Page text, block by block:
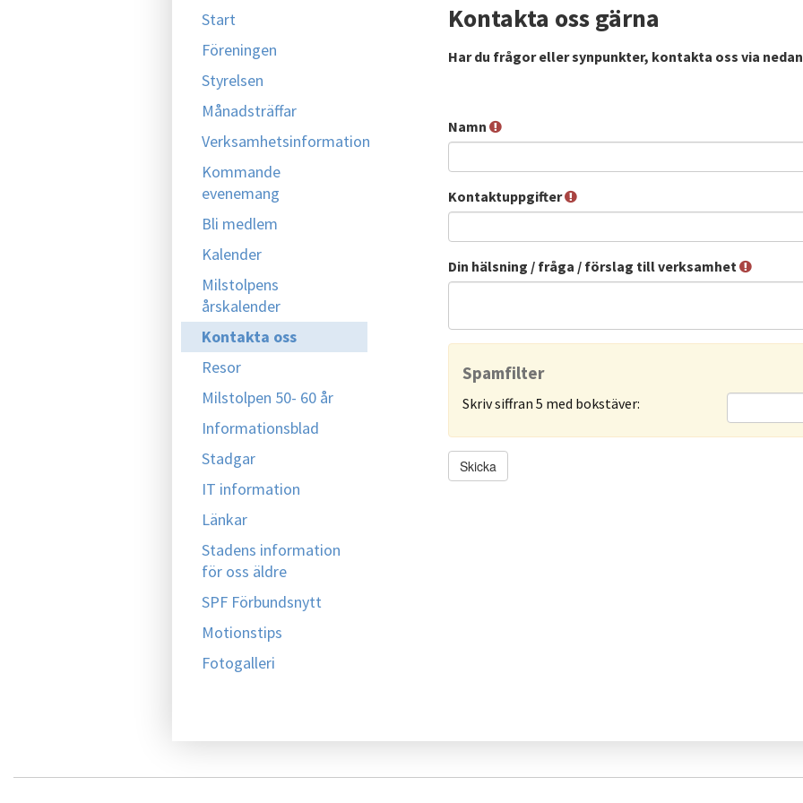
Start
Föreningen
Styrelsen
Månadsträffar
Verksamhetsinformation
Kommande
evenemang
Bli medlem
Kalender
Milstolpens
årskalender
Kontakta oss
Resor
Milstolpen 50- 60 år
Informationsblad
Stadgar
IT information
Länkar
Stadens information
för oss äldre
SPF Förbundsnytt
Motionstips
Fotogalleri
Kontakta oss gärna
Har du frågor eller synpunkter, kontakta oss via
Namn
Kontaktuppgifter
Din hälsning / fråga / förslag till verksamhet
Spamfilter
Skriv siffran 5 med bokstäver: